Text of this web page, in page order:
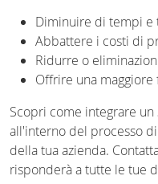
Diminuire di tempi e
Abbattere i costi di
Ridurre o
Offrire una
Scopri come integrare
all'interno del processo
della tua azienda.
risponderà a tutte le tue